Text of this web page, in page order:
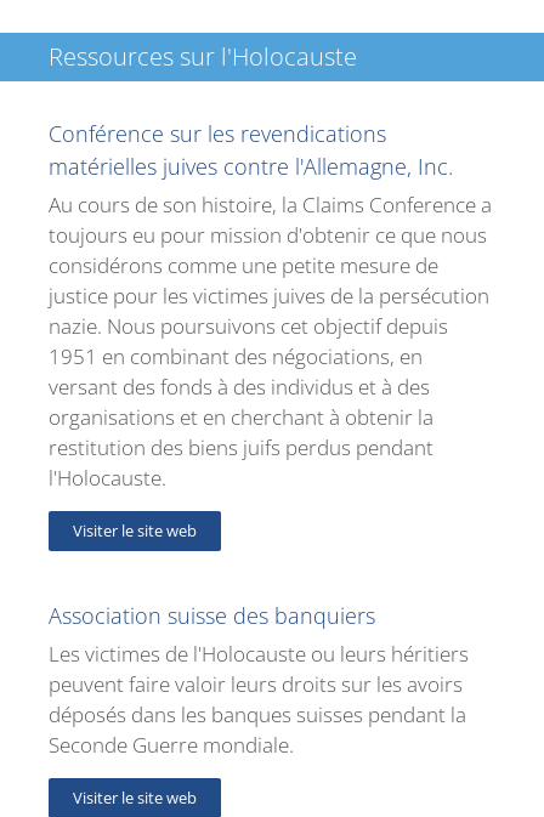
Ressources sur l'Holocauste
Conférence sur les revendications
matérielles juives contre l'Allemagne, Inc.
Au cours de son histoire, la Claims Conference a
toujours eu pour mission d'obtenir ce que nous
considérons comme une petite mesure de
justice pour les victimes juives de la persécution
nazie. Nous poursuivons cet objectif depuis
1951 en combinant des négociations, en
versant des fonds à des individus et à des
organisations et en cherchant à obtenir la
restitution des biens juifs perdus pendant
l'Holocauste.
Visiter le site web
Association suisse des banquiers
Les victimes de l'Holocauste ou leurs héritiers
peuvent faire valoir leurs droits sur les avoirs
déposés dans les banques suisses pendant la
Seconde Guerre mondiale.
Visiter le site web